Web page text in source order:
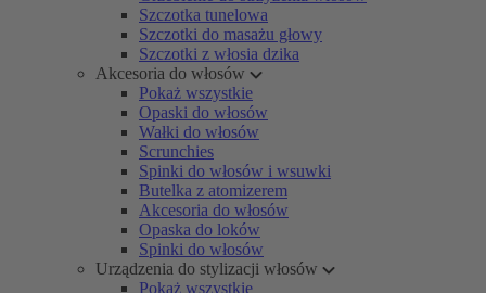
Szczotka tunelowa
Szczotki do masażu głowy
Szczotki z włosia dzika
Akcesoria do włosów
Pokaż wszystkie
Opaski do włosów
Wałki do włosów
Scrunchies
Spinki do włosów i wsuwki
Butelka z atomizerem
Akcesoria do włosów
Opaska do loków
Spinki do włosów
Urządzenia do stylizacji włosów
Pokaż wszystkie